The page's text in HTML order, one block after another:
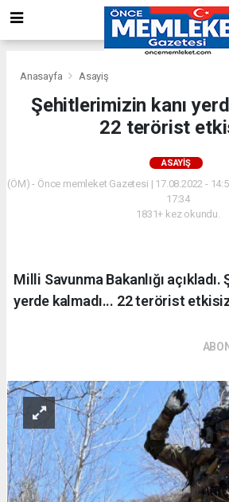
Anasayfa Asayiş
Şehitlerimizin kanı
22 terörist
ASAYIŞ
(ÖM) - Önce memleket Gazetesi | 17.08.2022 -
17:34
1831+ kez okundu.
Milli Savunma Bakanlığı
yerde kalmadı... 22 terörist